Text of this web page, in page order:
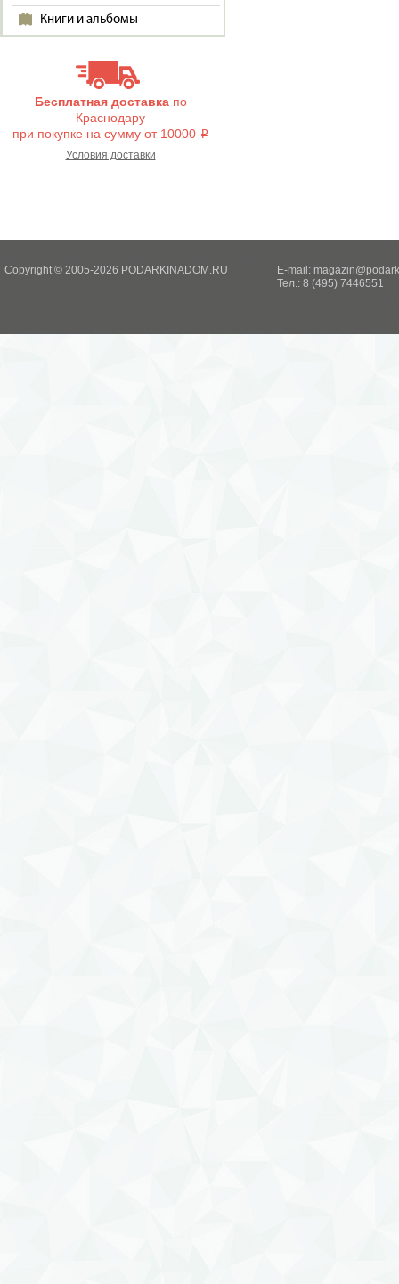
Книги и альбомы
Бесплатная доставкапо
Краснодару
при покупке на сумму от 10000 i
Условия доставки
Copyright © 2005-2026 PODARKINADOM.RU E-mail:
Тел.: 8 (495) 7446551